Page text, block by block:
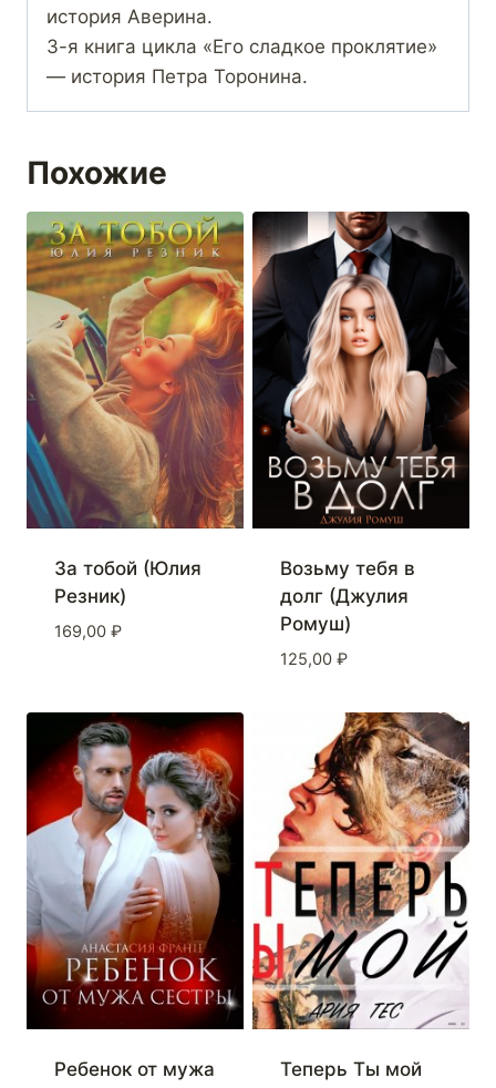
история Аверина.
3-я книга цикла «Его сладкое проклятие»
— история Петра Торонина.
Похожие
За тобой (Юлия
Резник)
169,00 ₽
Возьму тебя в
долг (Джулия
Ромуш)
125,00 ₽
Ребенок от мужа
Теперь Ты мой